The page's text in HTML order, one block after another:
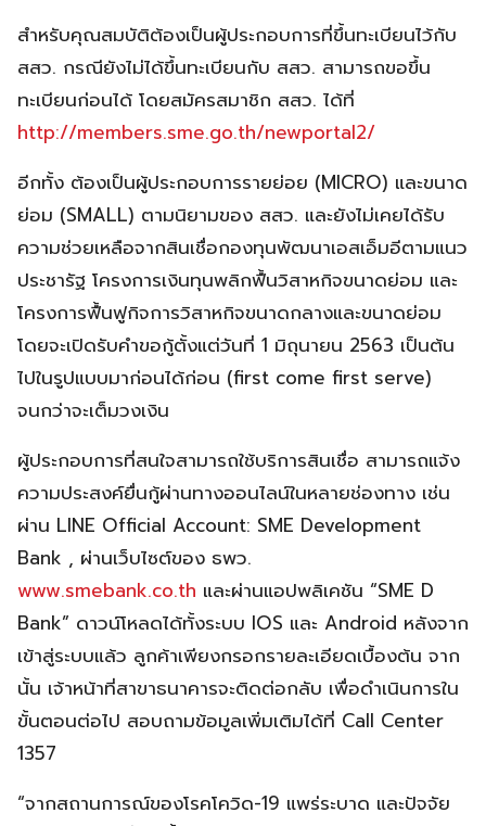
สำหรับคุณสมบัติต้องเป็นผู้ประกอบการที่ขึ้นทะเบียนไว้กับ
สสว. กรณียังไม่ได้ขึ้นทะเบียนกับ สสว. สามารถขอขึ้น
ทะเบียนก่อนได้ โดยสมัครสมาชิก สสว. ได้ที่
http://members.sme.go.th/newportal2/
อีกทั้ง ต้องเป็นผู้ประกอบการรายย่อย (MICRO) และขนาด
ย่อม (SMALL) ตามนิยามของ สสว. และยังไม่เคยได้รับ
ความช่วยเหลือจากสินเชื่อกองทุนพัฒนาเอสเอ็มอีตามแนว
ประชารัฐ โครงการเงินทุนพลิกฟื้นวิสาหกิจขนาดย่อม และ
โครงการฟื้นฟูกิจการวิสาหกิจขนาดกลางและขนาดย่อม
โดยจะเปิดรับคำขอกู้ตั้งแต่วันที่ 1 มิถุนายน 2563 เป็นต้น
ไปในรูปแบบมาก่อนได้ก่อน (first come first serve)
จนกว่าจะเต็มวงเงิน
ผู้ประกอบการที่สนใจสามารถใช้บริการสินเชื่อ สามารถแจ้ง
ความประสงค์ยื่นกู้ผ่านทางออนไลน์ในหลายช่องทาง เช่น
ผ่าน LINE Official Account: SME Development
Bank , ผ่านเว็บไซต์ของ ธพว.
www.smebank.co.th และผ่านแอปพลิเคชัน “SME D
Bank” ดาวน์โหลดได้ทั้งระบบ IOS และ Android หลังจาก
เข้าสู่ระบบแล้ว ลูกค้าเพียงกรอกรายละเอียดเบื้องต้น จาก
นั้น เจ้าหน้าที่สาขาธนาคารจะติดต่อกลับ เพื่อดำเนินการใน
ขั้นตอนต่อไป สอบถามข้อมูลเพิ่มเติมได้ที่ Call Center
1357
“จากสถานการณ์ของโรคโควิด-19 แพร่ระบาด และปัจจัย